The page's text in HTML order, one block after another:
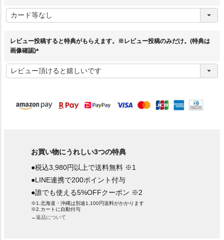
必
須
レビュー投稿すると特典がもらえます。※レビュー投稿のみだけ。(特典は
画像確認)
必
須
お買い物にうれしい3つの特典
●税込3,980円以上で送料無料 ※1
●LINE連携で200ポイント付与
●誰でも使える5%OFFクーポン ※2
※1.北海道・沖縄は別途1,100円送料がかかります
※2.カートに自動付与
→返品について